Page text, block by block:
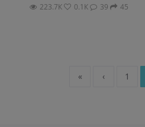
223.7К 0.1К 39 45
« ‹ 1